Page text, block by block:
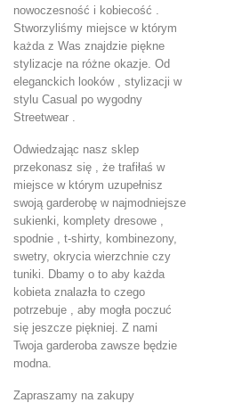
nowoczesność i kobiecość .
Stworzyliśmy miejsce w którym
każda z Was znajdzie piękne
stylizacje na różne okazje. Od
eleganckich looków , stylizacji w
stylu Casual po wygodny
Streetwear .
Odwiedzając nasz sklep
przekonasz się , że trafiłaś w
miejsce w którym uzupełnisz
swoją garderobę w najmodniejsze
sukienki, komplety dresowe ,
spodnie , t-shirty, kombinezony,
swetry, okrycia wierzchnie czy
tuniki. Dbamy o to aby każda
kobieta znalazła to czego
potrzebuje , aby mogła poczuć
się jeszcze piękniej. Z nami
Twoja garderoba zawsze będzie
modna.
Zapraszamy na zakupy